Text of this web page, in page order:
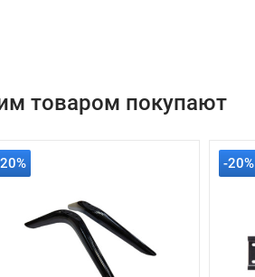
товаром покупают
-20%